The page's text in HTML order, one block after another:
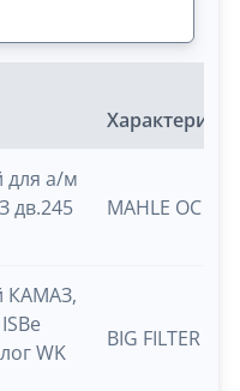
для а/м
дв.245
MAHLE OC 51
КАМАЗ,
WK
BIG FILTER